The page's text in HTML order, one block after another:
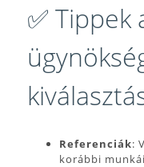
✅ Tippek
Referenciák:
korábbi